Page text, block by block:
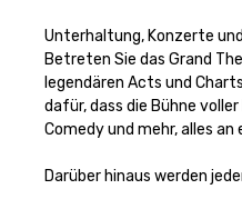
Unterhaltung, Konzerte
Betreten Sie das Grand
legendären Acts und
dafür, dass die Bühne
Comedy und mehr, alles
Darüber hinaus werden